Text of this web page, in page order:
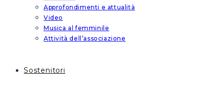
Approfondimenti e attualità
Video
Musica al femminile
Attività dell’associazione
Sostenitori